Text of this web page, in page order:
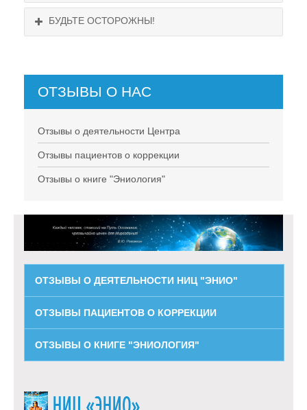
БУДЬТЕ ОСТОРОЖНЫ!
ОТЗЫВЫ О НАС
Отзывы о деятельности Центра
Отзывы пациентов о коррекции
Отзывы о книге "Эниология"
ОТЗЫВЫ О ДЕЯТЕЛЬНОСТИ НИЦ "ЭНИО"
ОТЗЫВЫ ПАЦИЕНТОВ О КОРРЕКЦИИ
ОТЗЫВЫ О КНИГЕ "ЭНИОЛОГИЯ"